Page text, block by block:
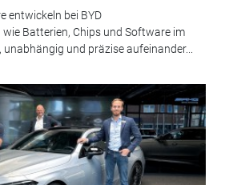
entwickeln bei BYD
Batterien, Chips und Software im
und präzise aufeinander...